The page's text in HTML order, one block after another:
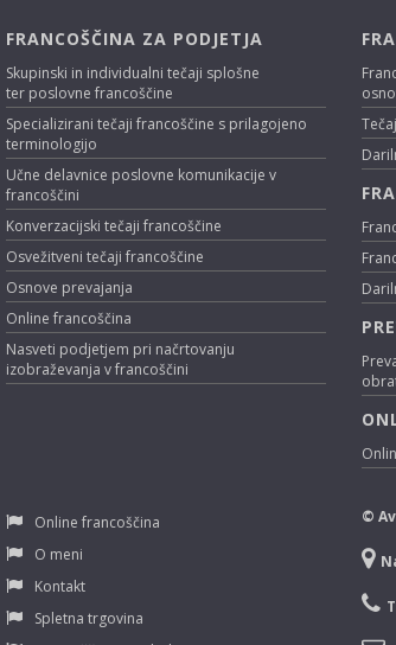
FRANCOŠČINA ZA PODJETJA
Skupinski in individualni tečaji splošne
ter poslovne francoščine
Specializirani tečaji francoščine s prilagojeno
terminologijo
Učne delavnice poslovne komunikacije v
francoščini
Konverzacijski tečaji francoščine
Osvežitveni tečaji francoščine
Osnove prevajanja
Online francoščina
Nasveti podjetjem pri načrtovanju
izobraževanja v francoščini
Online francoščina
O meni
Kontakt
Spletna trgovina
©